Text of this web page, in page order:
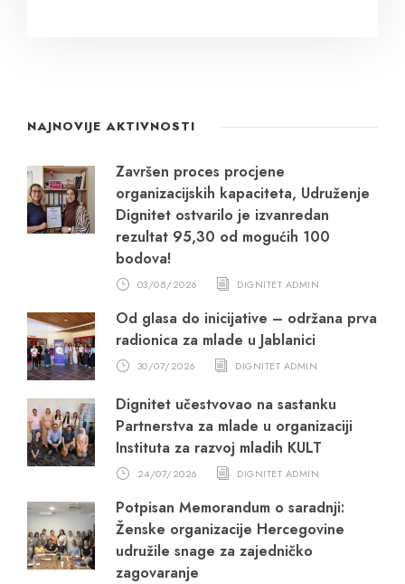
NAJNOVIJE AKTIVNOSTI
Završen proces procjene
organizacijskih kapaciteta, Udruženje
Dignitet ostvarilo je izvanredan
rezultat 95,30 od mogućih 100
bodova!
03/08/2026 DIGNITET ADMIN
Od glasa do inicijative – održana prva
radionica za mlade u Jablanici
30/07/2026 DIGNITET ADMIN
Dignitet učestvovao na sastanku
Partnerstva za mlade u organizaciji
Instituta za razvoj mladih KULT
24/07/2026 DIGNITET ADMIN
Potpisan Memorandum o saradnji:
Ženske organizacije Hercegovine
udružile snage za zajedničko
zagovaranje